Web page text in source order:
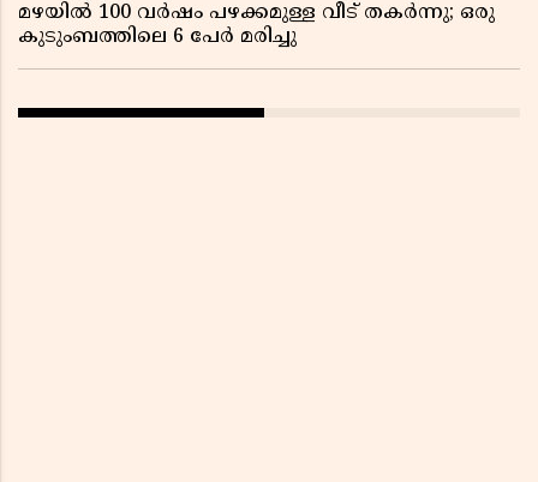
മഴയിൽ 100 വർഷം പഴക്കമുള്ള വീട് തകർന്നു; ഒരു
കുടുംബത്തിലെ 6 പേർ മരിച്ചു